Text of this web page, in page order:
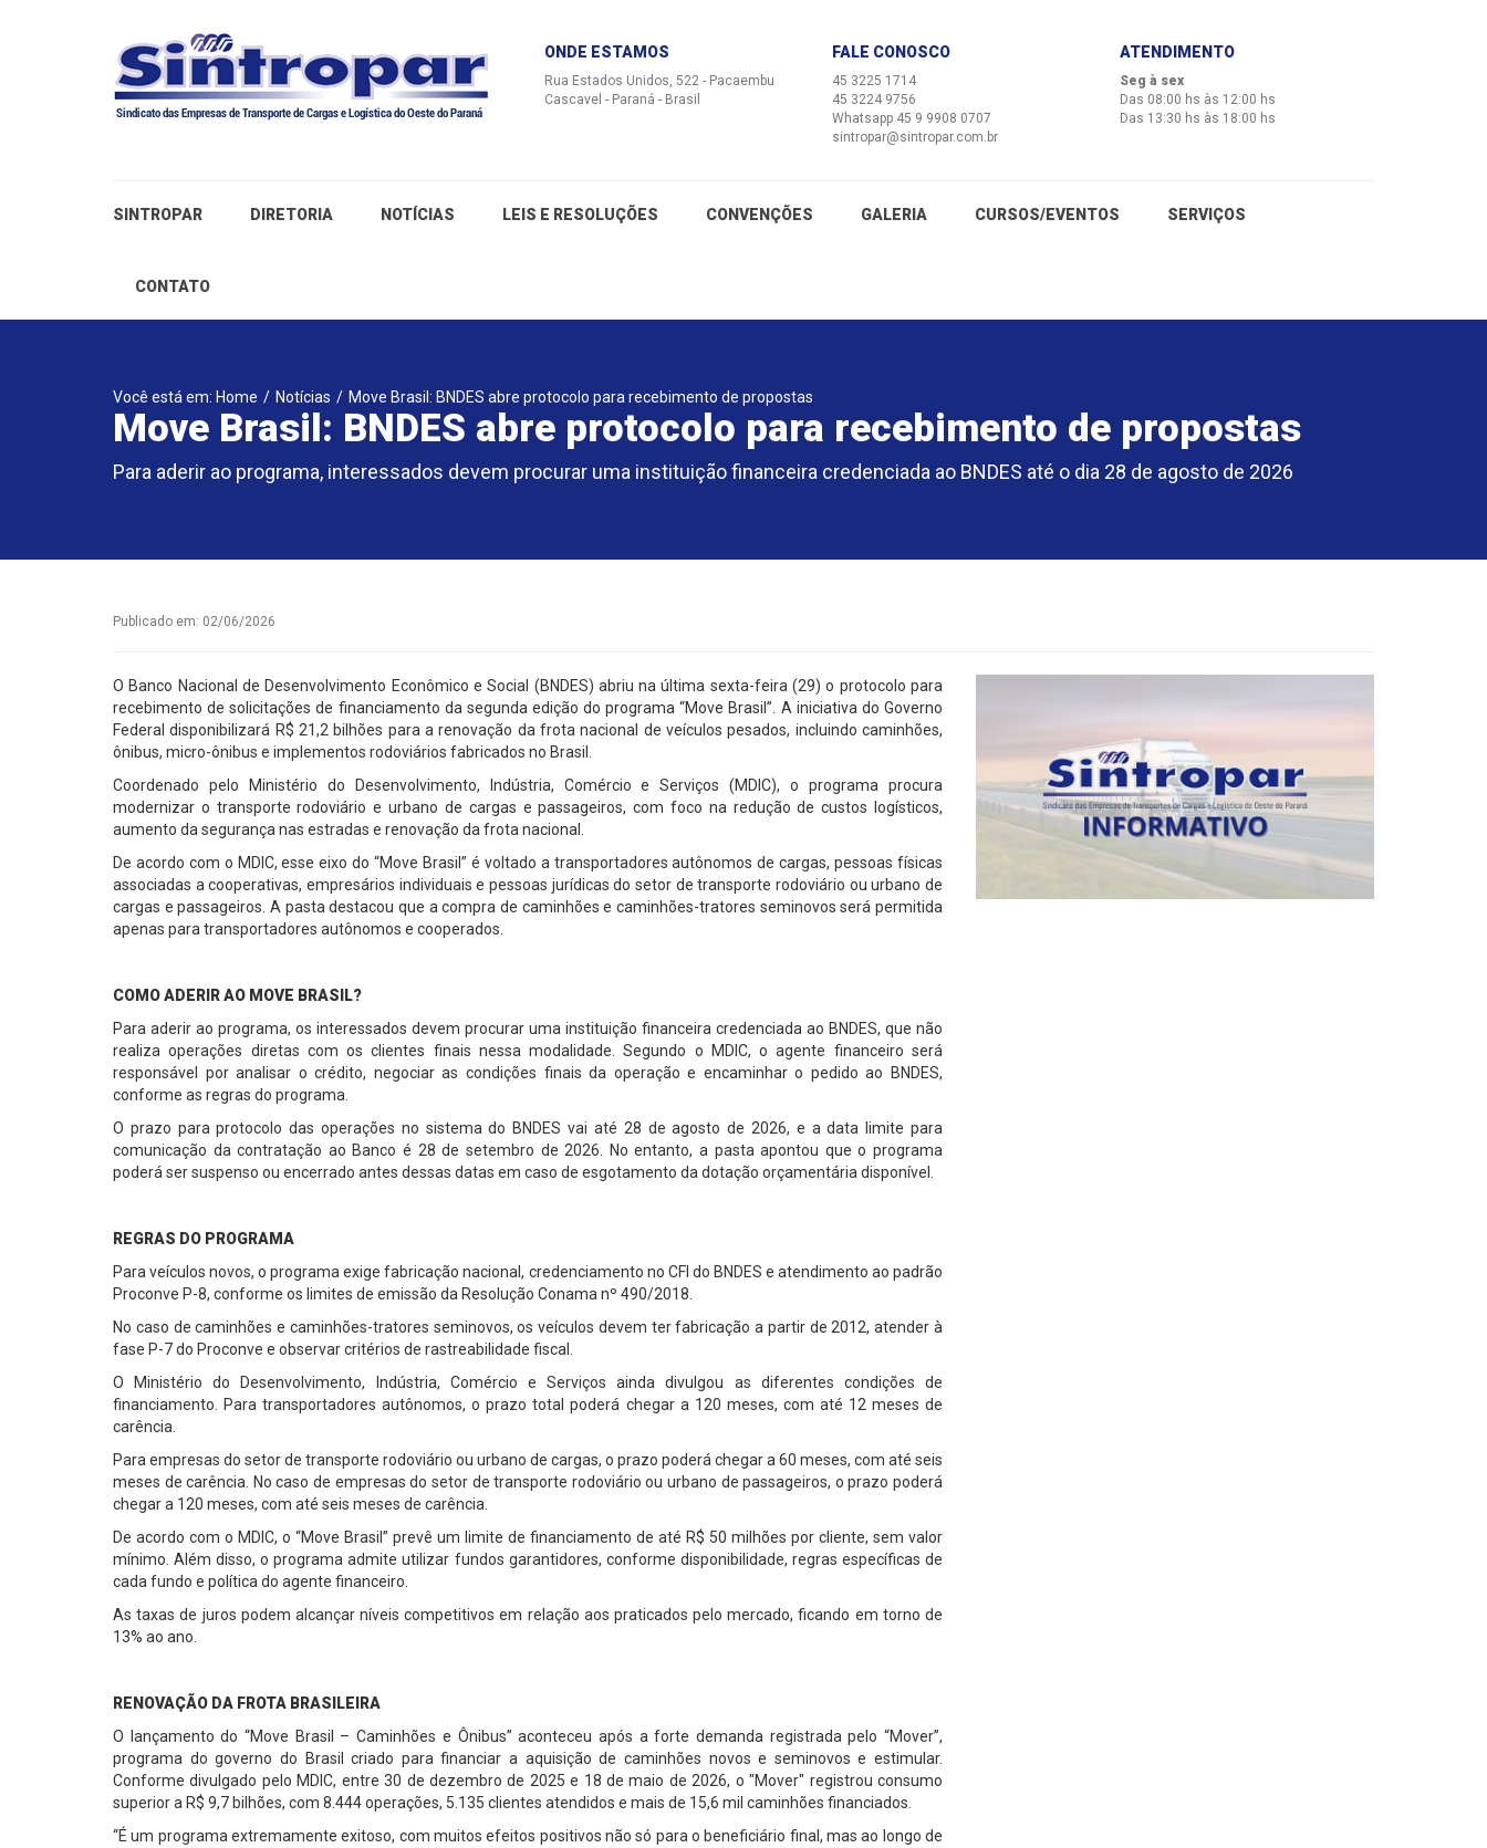
ONDE ESTAMOS
Rua Estados Unidos, 522 - Pacaembu
Cascavel - Paraná - Brasil
FALE CONOSCO
45 3225 1714
45 3224 9756
Whatsapp 45 9 9908 0707
sintropar@sintropar.com.br
ATENDIMENTO
Seg à sex
Das 08:00 hs às 12:00 hs
Das 13:30 hs às 18:00 hs
SINTROPAR DIRETORIA NOTÍCIAS LEIS E RESOLUÇÕES CONVENÇÕES GALERIA CURSOS/EVENTOS SERVIÇOS
CONTATO
Você está em: Home / Notícias / Move Brasil: BNDES abre protocolo para recebimento de propostas
Move Brasil: BNDES abre protocolo para recebimento de propostas
Para aderir ao programa, interessados devem procurar uma instituição financeira credenciada ao BNDES até o dia 28 de agosto de 2026
Publicado em: 02/06/2026
O Banco Nacional de Desenvolvimento Econômico e Social (BNDES) abriu na última sexta-feira (29) o protocolo para
recebimento de solicitações de financiamento da segunda edição do programa “Move Brasil”. A iniciativa do Governo
Federal disponibilizará R$ 21,2 bilhões para a renovação da frota nacional de veículos pesados, incluindo caminhões,
ônibus, micro-ônibus e implementos rodoviários fabricados no Brasil.
Coordenado pelo Ministério do Desenvolvimento, Indústria, Comércio e Serviços (MDIC), o programa procura
modernizar o transporte rodoviário e urbano de cargas e passageiros, com foco na redução de custos logísticos,
aumento da segurança nas estradas e renovação da frota nacional.
De acordo com o MDIC, esse eixo do “Move Brasil” é voltado a transportadores autônomos de cargas, pessoas físicas
associadas a cooperativas, empresários individuais e pessoas jurídicas do setor de transporte rodoviário ou urbano de
cargas e passageiros. A pasta destacou que a compra de caminhões e caminhões-tratores seminovos será permitida
apenas para transportadores autônomos e cooperados.
COMO ADERIR AO MOVE BRASIL?
Para aderir ao programa, os interessados devem procurar uma instituição financeira credenciada ao BNDES, que não
realiza operações diretas com os clientes finais nessa modalidade. Segundo o MDIC, o agente financeiro será
responsável por analisar o crédito, negociar as condições finais da operação e encaminhar o pedido ao BNDES,
conforme as regras do programa.
O prazo para protocolo das operações no sistema do BNDES vai até 28 de agosto de 2026, e a data limite para
comunicação da contratação ao Banco é 28 de setembro de 2026. No entanto, a pasta apontou que o programa
poderá ser suspenso ou encerrado antes dessas datas em caso de esgotamento da dotação orçamentária disponível.
REGRAS DO PROGRAMA
Para veículos novos, o programa exige fabricação nacional, credenciamento no CFI do BNDES e atendimento ao padrão
Proconve P-8, conforme os limites de emissão da Resolução Conama nº 490/2018.
No caso de caminhões e caminhões-tratores seminovos, os veículos devem ter fabricação a partir de 2012, atender à
fase P-7 do Proconve e observar critérios de rastreabilidade fiscal.
O Ministério do Desenvolvimento, Indústria, Comércio e Serviços ainda divulgou as diferentes condições de
financiamento. Para transportadores autônomos, o prazo total poderá chegar a 120 meses, com até 12 meses de
carência.
Para empresas do setor de transporte rodoviário ou urbano de cargas, o prazo poderá chegar a 60 meses, com até seis
meses de carência. No caso de empresas do setor de transporte rodoviário ou urbano de passageiros, o prazo poderá
chegar a 120 meses, com até seis meses de carência.
De acordo com o MDIC, o “Move Brasil” prevê um limite de financiamento de até R$ 50 milhões por cliente, sem valor
mínimo. Além disso, o programa admite utilizar fundos garantidores, conforme disponibilidade, regras específicas de
cada fundo e política do agente financeiro.
As taxas de juros podem alcançar níveis competitivos em relação aos praticados pelo mercado, ficando em torno de
13% ao ano.
RENOVAÇÃO DA FROTA BRASILEIRA
O lançamento do “Move Brasil – Caminhões e Ônibus” aconteceu após a forte demanda registrada pelo “Mover”,
programa do governo do Brasil criado para financiar a aquisição de caminhões novos e seminovos e estimular.
Conforme divulgado pelo MDIC, entre 30 de dezembro de 2025 e 18 de maio de 2026, o "Mover" registrou consumo
superior a R$ 9,7 bilhões, com 8.444 operações, 5.135 clientes atendidos e mais de 15,6 mil caminhões financiados.
“É um programa extremamente exitoso, com muitos efeitos positivos não só para o beneficiário final, mas ao longo de